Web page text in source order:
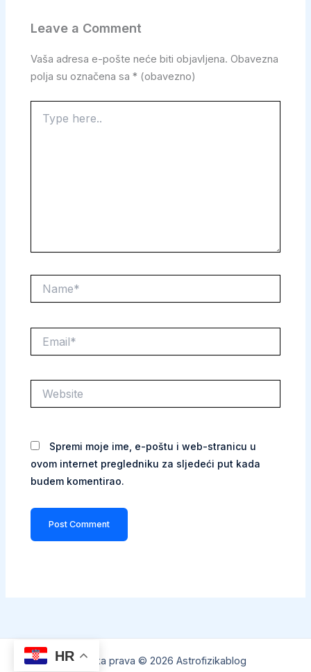
Leave a Comment
Vaša adresa e-pošte neće biti objavljena. Obavezna
polja su označena sa* (obavezno)
here..
Spremi moje ime, e-poštu i web-stranicu u
ovom internet pregledniku za sljedeći put kada
budem komentirao.
Autorska prava © 2026 Astrofizikablog
HR